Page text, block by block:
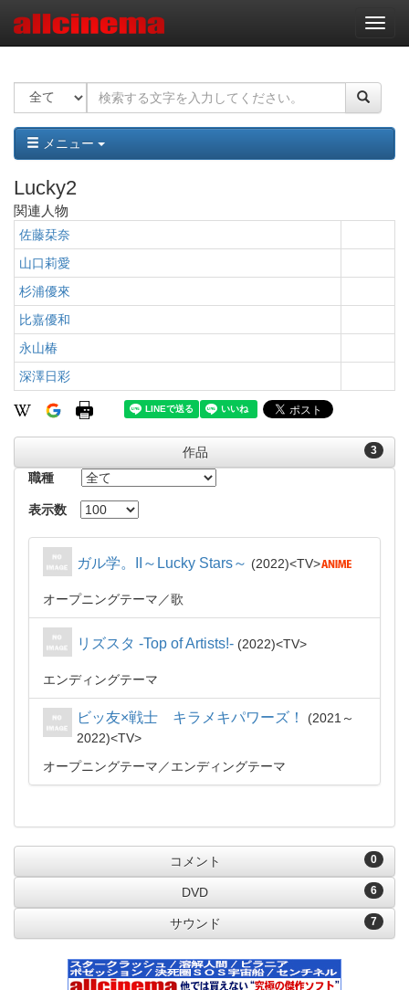
ナ
ビ
ー
ョ
ン
メニュー
Lucky2
関連人物
佐藤栞奈
山口莉愛
杉浦優來
比嘉優和
永山椿
深澤日彩
3
作品
職種
表示数
ガル学。II～Lucky Stars～ 2022 TV
オープニングテーマ 歌
リズスタ -Top of Artists!- 2022 TV
エンディングテーマ
ビッ友×戦士 キラメキパワーズ！
2021～
2022
TV
オープニングテーマ
エンディングテーマ
0
コメント
6
DVD
7
サウンド